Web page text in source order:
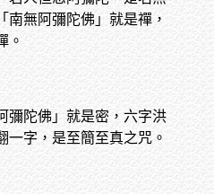
南無阿彌陀佛」就是禪，
。
彌陀佛」就是密，六字洪
一字，是至簡至真之咒。